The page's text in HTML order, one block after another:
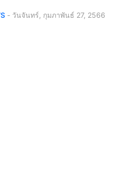
- วันจันทร์, กุมภาพันธ์ 27, 2566